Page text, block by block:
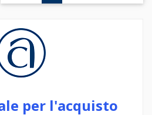
per l'acquisto